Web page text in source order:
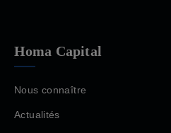
Homa Capital
Nous connaître
Actualités